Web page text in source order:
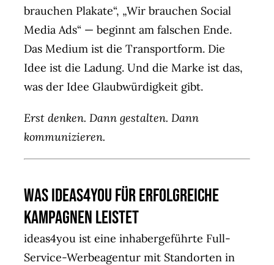
brauchen Plakate“, „Wir brauchen Social
Media Ads“ — beginnt am falschen Ende.
Das Medium ist die Transportform. Die
Idee ist die Ladung. Und die Marke ist das,
was der Idee Glaubwürdigkeit gibt.
Erst denken. Dann gestalten. Dann
kommunizieren.
Was ideas4you für erfolgreiche
Kampagnen leistet
ideas4you ist eine inhabergeführte Full-
Service-Werbeagentur mit Standorten in